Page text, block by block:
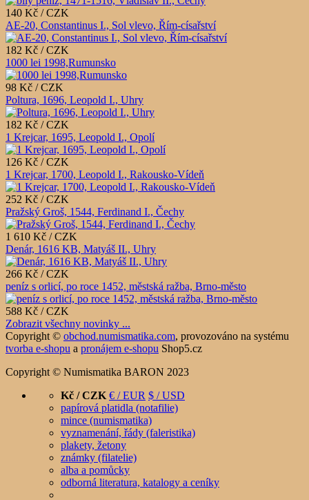
140 Kč / CZK
AE-20, Constantinus I., Sol vlevo, Řím-císařství
182 Kč / CZK
1000 lei 1998,Rumunsko
98 Kč / CZK
Poltura, 1696, Leopold I., Uhry
182 Kč / CZK
1 Krejcar, 1695, Leopold I., Opolí
126 Kč / CZK
1 Krejcar, 1700, Leopold I., Rakousko-Vídeň
252 Kč / CZK
Pražský Groš, 1544, Ferdinand I., Čechy
1 610 Kč / CZK
Denár, 1616 KB, Matyáš II., Uhry
266 Kč / CZK
peníz s orlicí, po roce 1452, městská ražba, Brno-město
588 Kč / CZK
Zobrazit všechny novinky ...
Copyright © obchod.numismatika.com, provozováno na systému
tvorba e-shopu a pronájem e-shopu Shop5.cz
Copyright © Numismatika BARON 2023
Kč / CZK € / EUR $ / USD
papírová platidla (notafilie)
mince (numismatika)
vyznamenání, řády (faleristika)
plakety, žetony
známky (filatelie)
alba a pomůcky
odborná literatura, katalogy a ceníky